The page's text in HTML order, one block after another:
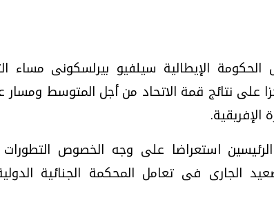
الإيطالية سيلفيو بيرلسكونى مساء
على نتائج قمة الاتحاد من أجل المتوسط ومسار
الرئيسين استعراضا على وجه الخصوص
الجارى فى تعامل المحكمة الجنائية
السبت، 01 اغسطس 2026 10:25 ص
تقنيات واعدة